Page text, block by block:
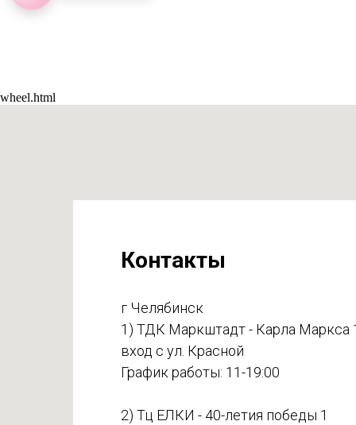
wheel.html
Контакты
г Челябинск
1) ТДК Маркштадт - Карла Маркса
вход с ул. Красной
График работы: 11-19:00
2) Тц ЕЛКИ - 40-летия победы 1